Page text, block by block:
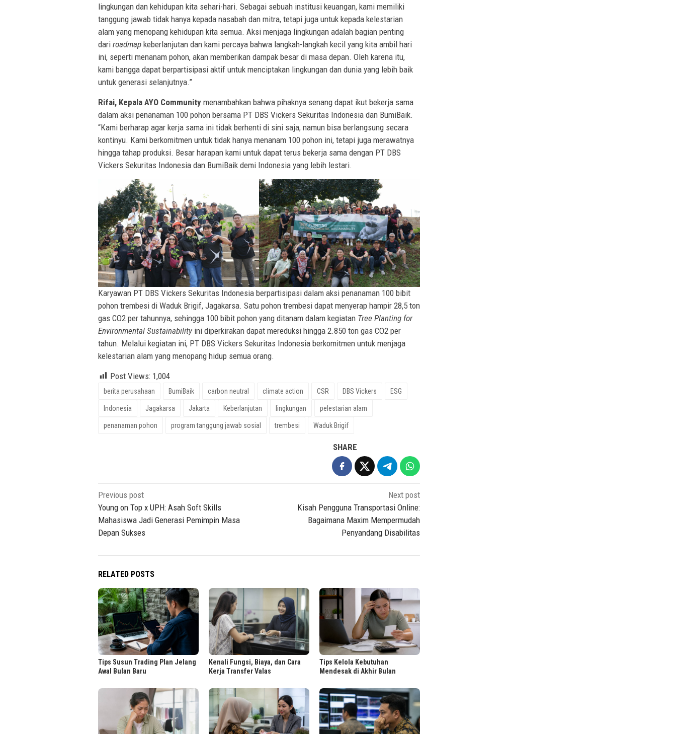
lingkungan dan kehidupan kita sehari-hari. Sebagai sebuah institusi keuangan, kami memiliki
tanggung jawab tidak hanya kepada nasabah dan mitra, tetapi juga untuk kepada kelestarian
alam yang menopang kehidupan kita semua. Aksi menjaga lingkungan adalah bagian penting
dari roadmap keberlanjutan dan kami percaya bahwa langkah-langkah kecil yang kita ambil hari
ini, seperti menanam pohon, akan memberikan dampak besar di masa depan. Oleh karena itu,
kami bangga dapat berpartisipasi aktif untuk menciptakan lingkungan dan dunia yang lebih baik
untuk generasi selanjutnya.”
Rifai, Kepala AYO Community menambahkan bahwa pihaknya senang dapat ikut bekerja sama
dalam aksi penanaman 100 pohon bersama PT DBS Vickers Sekuritas Indonesia dan BumiBaik.
“Kami berharap agar kerja sama ini tidak berhenti di sini saja, namun bisa berlangsung secara
kontinyu. Kami berkomitmen untuk tidak hanya menanam 100 pohon ini, tetapi juga merawatnya
hingga tahap produksi. Besar harapan kami untuk dapat terus bekerja sama dengan PT DBS
Vickers Sekuritas Indonesia dan BumiBaik demi Indonesia yang lebih lestari.
Karyawan PT DBS Vickers Sekuritas Indonesia berpartisipasi dalam aksi penanaman 100 bibit
pohon trembesi di Waduk Brigif, Jagakarsa. Satu pohon trembesi dapat menyerap hampir 28,5 ton
gas CO2 per tahunnya, sehingga 100 bibit pohon yang ditanam dalam kegiatan Tree Planting for
Environmental Sustainability ini diperkirakan dapat mereduksi hingga 2.850 ton gas CO2 per
tahun. Melalui kegiatan ini, PT DBS Vickers Sekuritas Indonesia berkomitmen untuk menjaga
kelestarian alam yang menopang hidup semua orang.
Post Views: 1,004
berita perusahaan BumiBaik carbon neutral climate action CSR DBS Vickers ESG
Indonesia Jagakarsa Jakarta Keberlanjutan lingkungan pelestarian alam
penanaman pohon program tanggung jawab sosial trembesi Waduk Brigif
SHARE
Post
navigation
Previous post
Young on Top x UPH: Asah Soft Skills
Mahasiswa Jadi Generasi Pemimpin Masa
Depan Sukses
Next post
Kisah Pengguna Transportasi Online:
Bagaimana Maxim Mempermudah
Penyandang Disabilitas
RELATED POSTS
Tips Susun Trading Plan Jelang
Awal Bulan Baru
Kenali Fungsi, Biaya, dan Cara
Kerja Transfer Valas
Tips Kelola Kebutuhan
Mendesak di Akhir Bulan